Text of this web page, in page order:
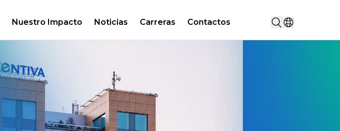
Nuestro Impacto Noticias Carreras Contactos Buscar...
Seleccionar